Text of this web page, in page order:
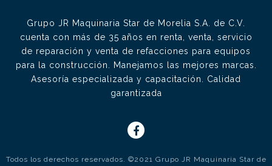
Grupo JR Maquinaria Star de Morelia S.A. de C.V.
cuenta con más de 35 años en renta, venta, servicio
de reparación y venta de refacciones para equipos
para la construcción. Manejamos las mejores marcas.
Asesoría especializada y capacitación. Calidad
garantizada
Todos los derechos reservados. ©2021 Grupo JR Maquinaria Star de